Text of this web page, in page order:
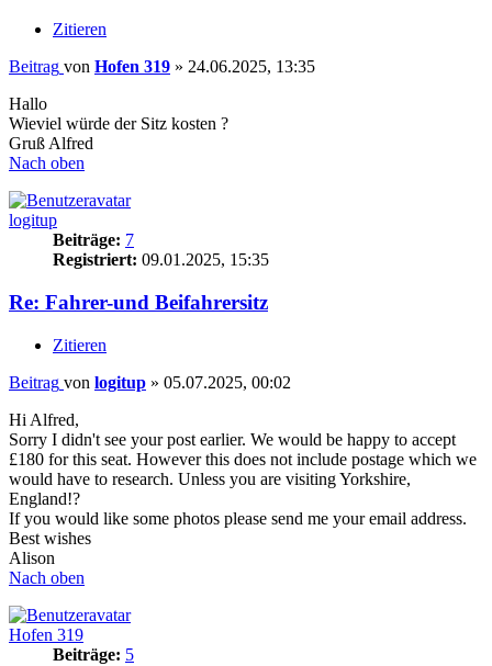
Zitieren
Beitrag von Hofen 319 » 24.06.2025, 13:35
Hallo
Wieviel würde der Sitz kosten ?
Gruß Alfred
Nach oben
logitup
Beiträge: 7
Registriert: 09.01.2025, 15:35
Re: Fahrer-und Beifahrersitz
Zitieren
Beitrag von logitup » 05.07.2025, 00:02
Hi Alfred,
Sorry I didn't see your post earlier. We would be happy to accept
£180 for this seat. However this does not include postage which we
would have to research. Unless you are visiting Yorkshire,
England!?
If you would like some photos please send me your email address.
Best wishes
Alison
Nach oben
Hofen 319
Beiträge: 5